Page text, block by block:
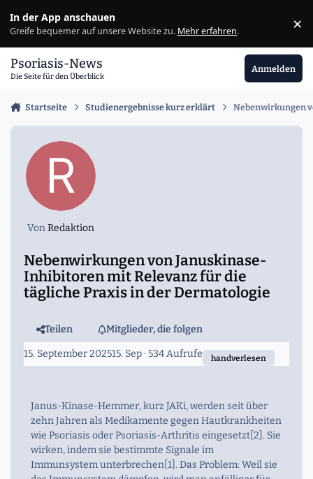
In der App anschauen
Greife bequemer auf unsere Website zu. Mehr erfahren. ×
Psoriasis-News
Die Seite für den Überblick
Anmelden
Startseite Studienergebnisse kurz erklärt Nebenwirkungen
VonRedaktion
Nebenwirkungen von Januskinase-
Inhibitoren mit Relevanz für die
tägliche Praxis in der Dermatologie
Teilen Mitglieder, die folgen
15. September 202515. Sep· 534 Aufrufe handverlesen
Janus-Kinase-Hemmer, kurz JAKi, werden seit über
zehn Jahren als Medikamente gegen Hautkrankheiten
wie Psoriasis oder Psoriasis-Arthritis eingesetzt[2]. Sie
wirken, indem sie bestimmte Signale im
Immunsystem unterbrechen[1]. Das Problem: Weil sie